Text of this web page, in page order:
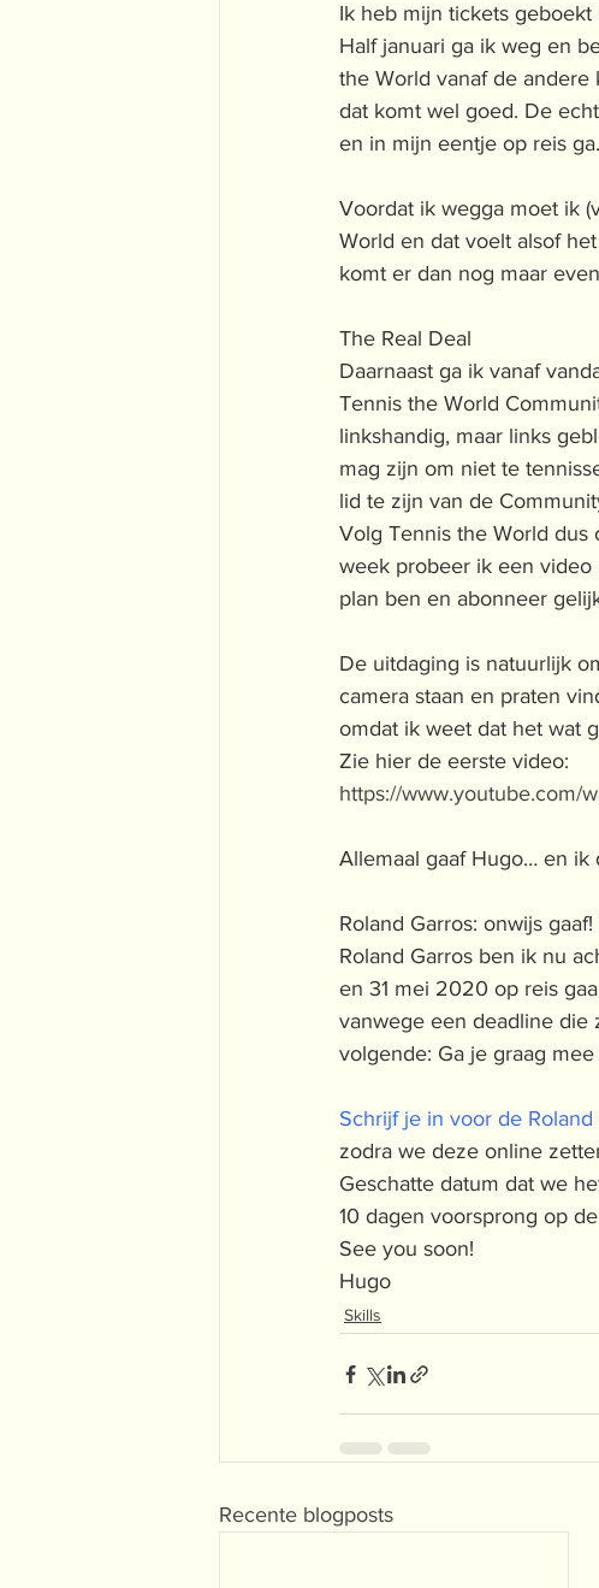
Ik heb mijn tickets geboekt
Half januari ga ik weg en
the World vanaf de andere
dat komt wel goed. De
en in mijn eentje op reis ga.
Voordat ik wegga moet ik
World en dat voelt alsof
komt er dan nog maar
The Real Deal
Daarnaast ga ik vanaf
Tennis the World
linkshandig, maar links
mag zijn om niet te
lid te zijn van de
Volg Tennis the World dus
week probeer ik een video
plan ben en abonneer
De uitdaging is natuurlijk
camera staan en praten
omdat ik weet dat het wat
Zie hier de eerste video:
https://www.youtube.com/
Allemaal gaaf Hugo… en ik
Roland Garros: onwijs
Roland Garros ben ik nu
en 31 mei 2020 op reis
vanwege een deadline die
volgende: Ga je graag mee
Schrijf je in voor de
zodra we deze online
Geschatte datum dat we
10 dagen voorsprong op
See you soon!
Hugo
Skills
Recente blogposts